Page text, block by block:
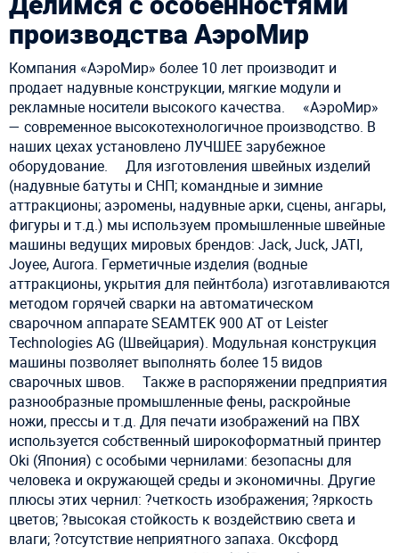
производства АэроМир
Компания «АэроМир» более 10 лет производит и
продает надувные конструкции, мягкие модули и
рекламные носители высокого качества. ⠀ «АэроМир»
— современное высокотехнологичное производство. В
наших цехах установлено ЛУЧШЕЕ зарубежное
оборудование. ⠀ Для изготовления швейных изделий
(надувные батуты и СНП; командные и зимние
аттракционы; аэромены, надувные арки, сцены, ангары,
фигуры и т.д.) мы используем промышленные швейные
машины ведущих мировых брендов: Jack, Juck, JATI,
Joyee, Aurora. Герметичные изделия (водные
аттракционы, укрытия для пейнтбола) изготавливаются
методом горячей сварки на автоматическом
сварочном аппарате SEAMTEK 900 AT от Leister
Technologies AG (Швейцария). Модульная конструкция
машины позволяет выполнять более 15 видов
сварочных швов. ⠀ Также в распоряжении предприятия
разнообразные промышленные фены, раскройные
ножи, прессы и т.д. Для печати изображений на ПВХ
используется собственный широкоформатный принтер
Oki (Япония) с особыми чернилами: безопасны для
человека и окружающей среды и экономичны. Другие
плюсы этих чернил: ?четкость изображения; ?яркость
цветов; ?высокая стойкость к воздействию света и
влаги; ?отсутствие неприятного запаха. Оксфорд